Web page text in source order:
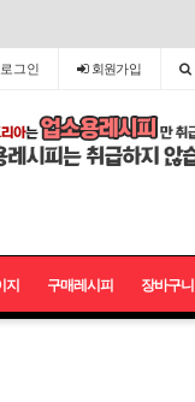
그인 회원가입
지 구매레시피 장바구니